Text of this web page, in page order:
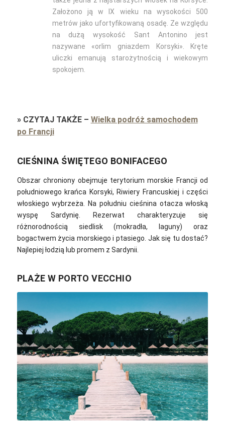
Założono ją w IX wieku na wysokości 500
metrów jako ufortyfikowaną osadę. Ze względu
na dużą wysokość Sant Antonino jest
nazywane «orlim gniazdem Korsyki». Kręte
uliczki emanują starożytnością i wiekowym
spokojem.
» CZYTAJ TAKŻE– Wielka podróż samochodem
po Francji
CIEŚNINA ŚWIĘTEGO BONIFACEGO
Obszar chroniony obejmuje terytorium morskie Francji od
południowego krańca Korsyki, Riwiery Francuskiej i części
włoskiego wybrzeża. Na południu cieśnina otacza włoską
wyspę Sardynię. Rezerwat charakteryzuje się
różnorodnością siedlisk (mokradła, laguny) oraz
bogactwem życia morskiego i ptasiego. Jak się tu dostać?
Najlepiej łodzią lub promem z Sardynii.
PLAŻE W PORTO VECCHIO
João Marcelo Martins / Unsplash